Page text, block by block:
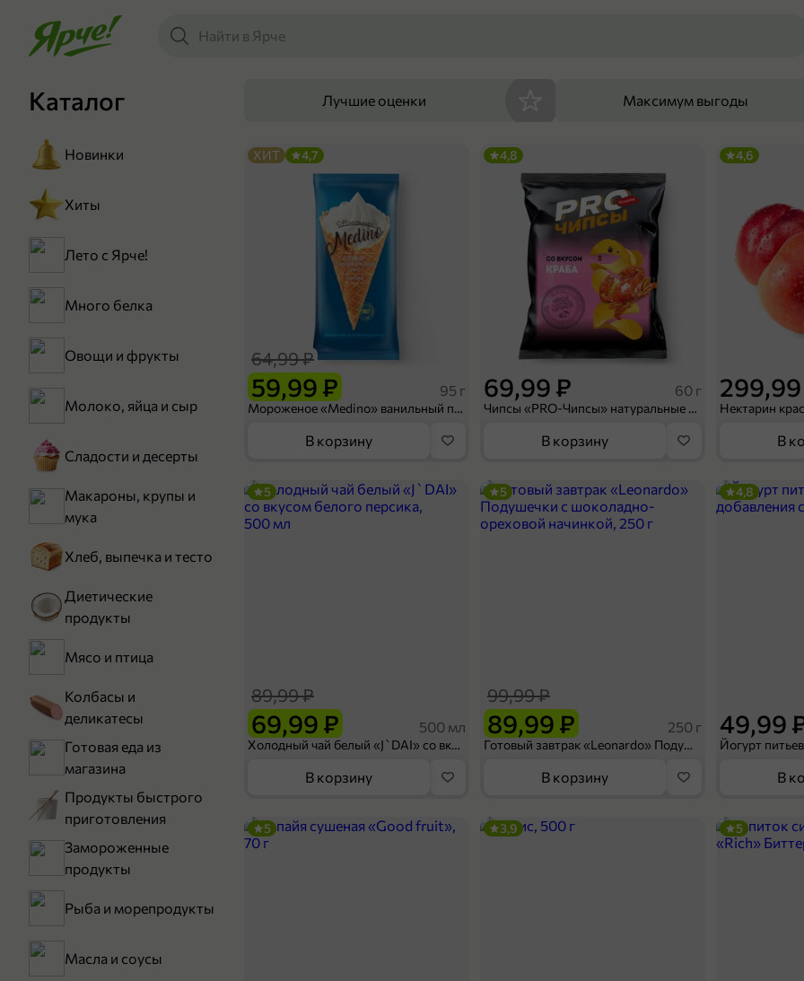
Каталог
Новинки
Хиты
Лето с Ярче!
Много белка
Овощи и фрукты
Молоко, яйца и сыр
Сладости и десерты
Макароны, крупы и
мука
Хлеб, выпечка и тесто
Диетические
продукты
Мясо и птица
Колбасы и
деликатесы
Готовая еда из
магазина
Продукты быстрого
приготовления
Замороженные
продукты
Рыба и морепродукты
Масла и соусы
Лучшие оценки Максимум выгоды
59,99 ₽
64,99 ₽
95 г
Мороженое «Medino» ванильный пломбир в рожке, 95 г
ХИТ 4,7
В корзину
69,99 ₽ 60 г
Чипсы «PRO-Чипсы» натуральные картофельные со вкусом краба, 60 г
4,8
В корзину
Нектарин
4,6
В
69,99 ₽
89,99 ₽
500 мл
Холодный чай белый «J`DAI» со вкусом белого персика, 500 мл
5
В корзину
89,99 ₽
99,99 ₽
250 г
Готовый завтрак «Leonardo» Подушечки с шоколадно-ореховой начинкой, 250 г
5
В корзину
49,99
4,8
В
5 3,9 5